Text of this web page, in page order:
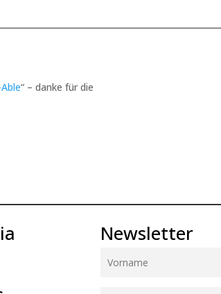
“ – danke für die
Newsletter